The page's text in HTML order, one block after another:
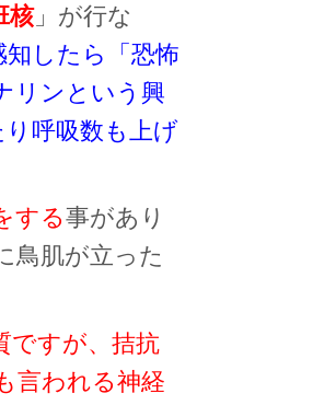
核」が行な
したら「恐怖
リンという興
呼吸数も上げ
する事があり
鳥肌が立った
ですが、拮抗
言われる神経